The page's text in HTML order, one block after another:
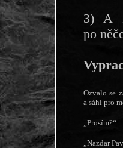
3) A
Ozvalo se
a sáhl pro
„Prosím?“
„Nazdar